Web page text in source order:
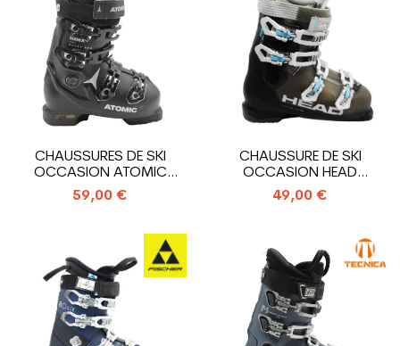
CHAUSSURES DE SKI
OCCASION ATOMIC
HAWX MAGNA 85 X
59,00 €
CHAUSSURE DE SKI
OCCASION HEAD
ADVANT EDGE 75
49,00 €